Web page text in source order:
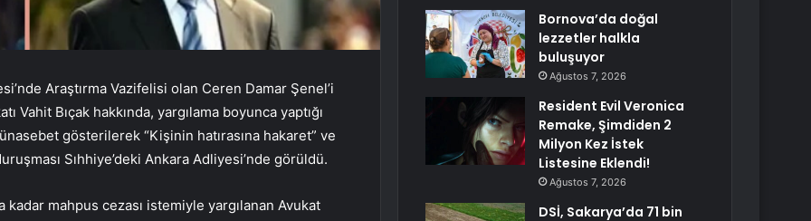
Araştırma Vazifelisi olan Ceren Damar Şenel’i
Vahit Bıçak hakkında, yargılama boyunca yaptığı
gösterilerek “Kişinin hatırasına hakaret” ve
Sıhhiye’deki Ankara Adliyesi’nde görüldü.
kadar mahpus cezası istemiyle yargılanan Avukat
Bornova’da doğal
lezzetler halkla
buluşuyor
Ağustos 7, 2026
Resident Evil Veronica
Remake, Şimdiden 2
Milyon Kez İstek
Listesine Eklendi!
Ağustos 7, 2026
DSİ, Sakarya’da 71 bin